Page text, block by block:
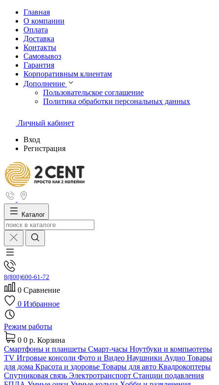
Главная
О компании
Оплата
Доставка
Контакты
Самовывоз
Гарантия
Корпоративным клиентам
Дополнение
Пользовательское соглашение
Политика обработки персональных данных
Личный кабинет
Вход
Регистрация
Каталог
8(800)600-61-72
0 Сравнение
0 Избранное
Режим работы
0 0 р. Корзина
Смартфоны и планшеты Смарт-часы Ноутбуки и компьютеры
TV Игровые консоли Фото и Видео Наушники Аудио Товары
для дома Красота и здоровье Товары для авто Квадрокоптеры
Спутниковая связь Электротранспорт Станции подавления